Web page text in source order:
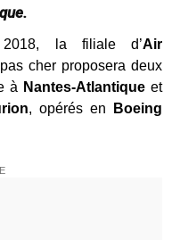
la filiale d’Air
cher proposera deux
à Nantes-Atlantique et
, opérés en
Boeing